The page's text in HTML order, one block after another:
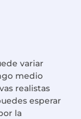
variar
medio
realistas
esperar
la